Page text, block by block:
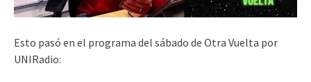
Esto pasó en el programa del sábado de Otra Vuelta por
UNIRadio: